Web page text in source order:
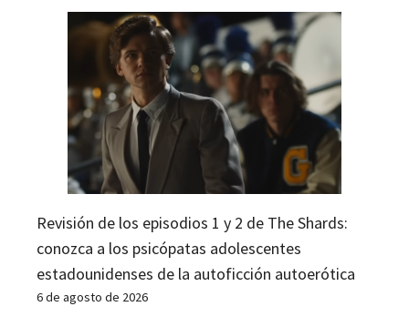
Revisión de los episodios 1 y 2 de The Shards:
conozca a los psicópatas adolescentes
estadounidenses de la autoficción autoerótica
6 de agosto de 2026